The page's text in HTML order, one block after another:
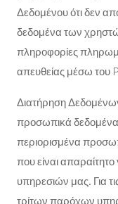
Δεδομένου ότι δεν
δεδομένα των
πληροφορίες
απευθείας μέσω του
Διατήρηση
προσωπικά
περιορισμένα
που είναι
υπηρεσιών μας. Για
τρίτων παρόχων